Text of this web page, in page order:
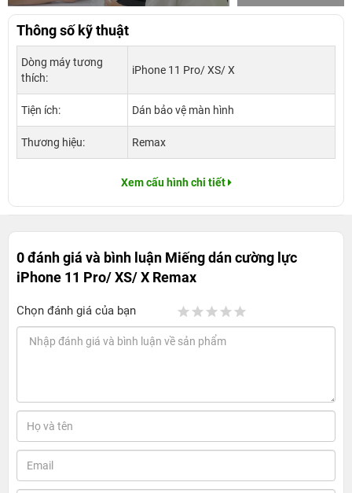
Thông số kỹ thuật
Dòng máy tương
thích:
iPhone 11 Pro/ XS/ X
Tiện ích: Dán bảo vệ màn hình
Thương hiệu: Remax
Xem cấu hình chi tiết
0 đánh giá và bình luận Miếng dán cường lực
iPhone 11 Pro/ XS/ X Remax
Chọn đánh giá của bạn